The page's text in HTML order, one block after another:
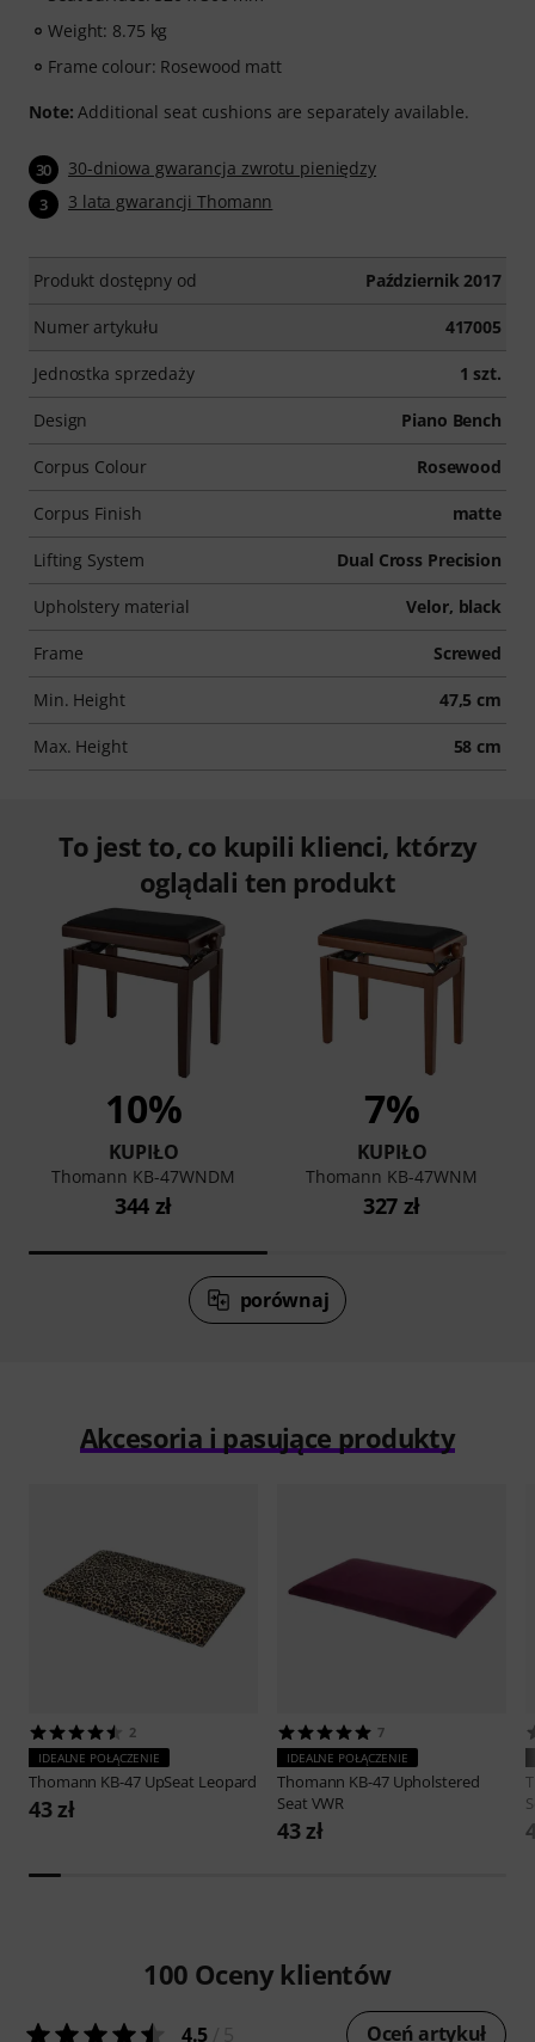
Weight: 8.75 kg
Frame colour: Rosewood matt
Note: Additional seat cushions are separately available.
30 30-dniowa gwarancja zwrotu pieniędzy
3 3 lata gwarancji Thomann
Produkt dostępny od Październik 2017
Numer artykułu 417005
Jednostka sprzedaży 1 szt.
Design Piano Bench
Corpus Colour Rosewood
Corpus Finish matte
Lifting System Dual Cross Precision
Upholstery material Velor, black
Frame Screwed
Min. Height 47,5 cm
Max. Height 58 cm
To jest to, co kupili klienci, którzy
oglądali ten produkt
10%
KUPIŁO
Thomann KB-47WNDM
344 zł
7%
KUPIŁO
Thomann KB-47WNM
327 zł
porównaj
Akcesoria i pasujące produkty
2
IDEALNE POŁĄCZENIE
Thomann KB-47 UpSeat Leopard
43 zł
7
IDEALNE POŁĄCZENIE
Thomann KB-47 Upholstered
Seat VWR
43 zł
100 Oceny klientów
4.5 Oceń artykuł